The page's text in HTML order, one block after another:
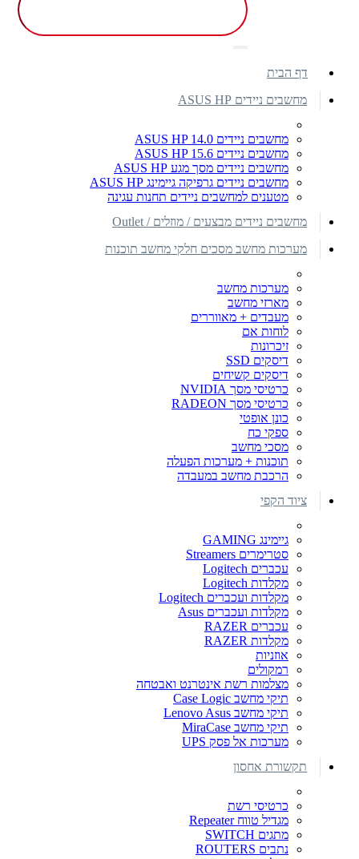
דף הבית
מחשבים ניידים ASUS HP
מחשבים ניידים ASUS HP 14.0
מחשבים ניידים ASUS HP 15.6
מחשבים ניידים מסך מגע ASUS HP
מחשבים ניידים גרפיקה גיימינג ASUS HP
מטענים למחשבים ניידים תחנות עגינה
מחשבים ניידים מבצעים / מוזלים / Outlet
מערכות מחשב מסכים חלקי מחשב תוכנות
מערכות מחשב
מארזי מחשב
מעבדים + מאווררים
לוחות אם
זיכרונות
דיסקים SSD
דיסקים קשיחים
כרטיסי מסך NVIDIA
כרטיסי מסך RADEON
כונן אופטי
ספקי כח
מסכי מחשב
תוכנות + מערכות הפעלה
הרכבת מחשב במעבדה
ציוד הקפי
גיימינג GAMING
סטרימרים Streamers
עכברים Logitech
מקלדות Logitech
מקלדות ועכברים Logitech
מקלדות ועכברים Asus
עכברים RAZER
מקלדות RAZER
אוזניות
רמקולים
מצלמות רשת אינטרנט ואבטחה
תיקי מחשב Case Logic
תיקי מחשב Lenovo Asus
תיקי מחשב MiraCase
מערכות אל פסק UPS
תקשורת אחסון
כרטיסי רשת
מגדיל טווח Repeater
מתגים SWITCH
נתבים ROUTERS